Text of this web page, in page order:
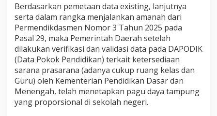
Berdasarkan pemetaan data existing, lanjutnya
serta dalam rangka menjalankan amanah dari
Permendikdasmen Nomor 3 Tahun 2025 pada
Pasal 29, maka Pemerintah Daerah setelah
dilakukan verifikasi dan validasi data pada DAPODIK
(Data Pokok Pendidikan) terkait ketersediaan
sarana prasarana (adanya cukup ruang kelas dan
Guru) oleh Kementerian Pendidikan Dasar dan
Menengah, telah menetapkan pagu daya tampung
yang proporsional di sekolah negeri.